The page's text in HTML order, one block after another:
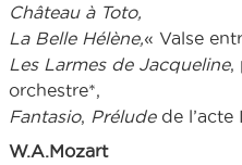
Château à Toto,
La Belle Hélène,« Valse
Les Larmes de Jacqueline,
orchestre*,
Fantasio, Préludede l’acte
W.A.Mozart